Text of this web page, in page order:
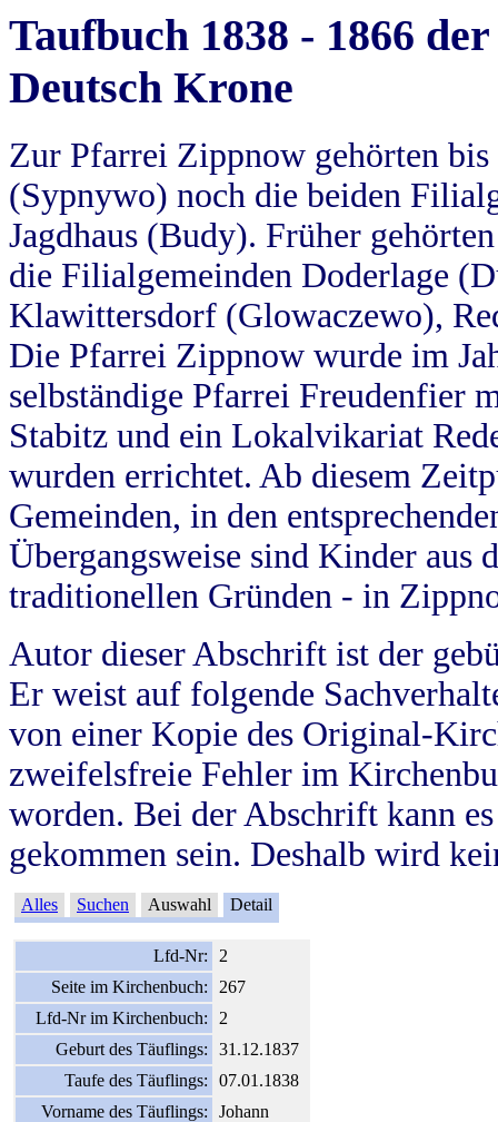
Taufbuch 1838 - 1866
Deutsch Krone
Zur Pfarrei Zippnow gehörten
(Sypnywo) noch die beiden
Jagdhaus (Budy). Früher
die Filialgemeinden Doderlage
Klawittersdorf (Glowaczewo),
Die Pfarrei Zippnow wurde im
selbständige Pfarrei Freudenfier
Stabitz und ein Lokalvikariat
wurden errichtet. Ab diesem
Gemeinden, in den
Übergangsweise sind Kinder aus
traditionellen Gründen - in
Autor dieser Abschrift ist der
Er weist auf folgende
von einer Kopie des Original-
zweifelsfreie Fehler im
worden. Bei der Abschrift kann
gekommen sein. Deshalb wird
Alles Suchen Auswahl Detail
Lfd-Nr:
2
Seite im Kirchenbuch:
267
Lfd-Nr im Kirchenbuch:
2
Geburt des Täuflings:
31.12.1837
Taufe des Täuflings:
07.01.1838
Vorname des Täuflings:
Johann